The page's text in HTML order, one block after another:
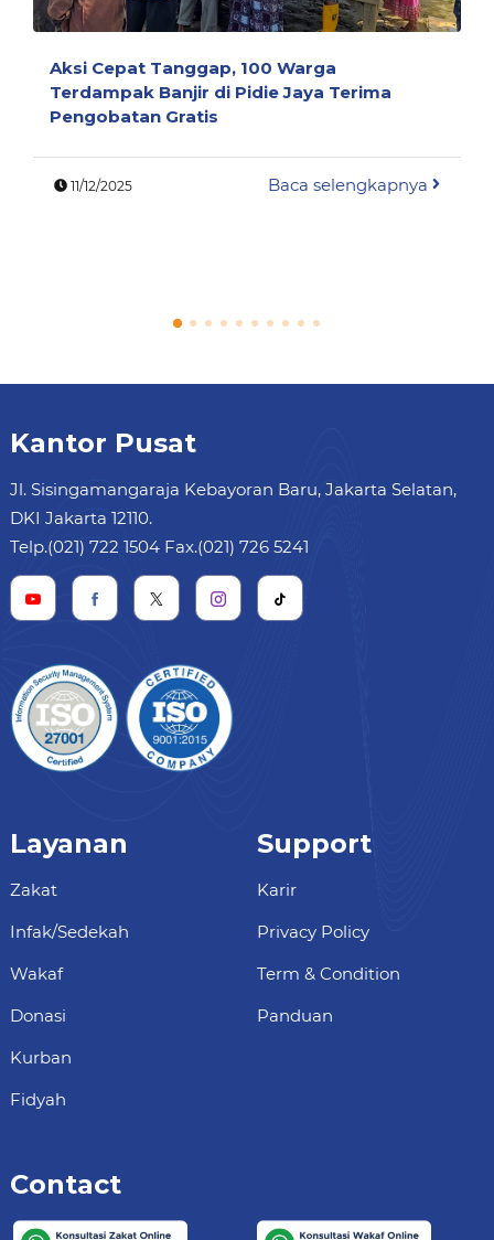
Aksi Cepat Tanggap, 100 Warga
Terdampak Banjir di Pidie Jaya Terima
Pengobatan Gratis
11/12/2025 Baca selengkapnya
Kantor Pusat
Jl. Sisingamangaraja Kebayoran Baru, Jakarta Selatan,
DKI Jakarta 12110.
Telp.(021) 722 1504 Fax.(021) 726 5241
Layanan
Zakat
Infak/Sedekah
Wakaf
Donasi
Kurban
Fidyah
Support
Karir
Privacy Policy
Term & Condition
Panduan
Contact